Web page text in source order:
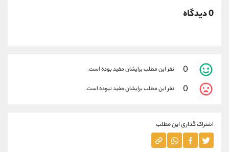
0 دیدگاه
0 نفر این مطلب برایشان مفید بوده است.
0 نفر این مطلب برایشان مفید نبوده است.
اشتراک گذاری این مطلب